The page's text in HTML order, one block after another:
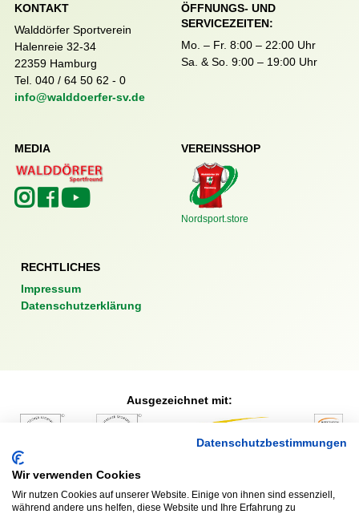
KONTAKT
Walddörfer Sportverein
Halenreie 32-34
22359 Hamburg
Tel. 040 / 64 50 62 - 0
info@walddoerfer-sv.de
ÖFFNUNGS- UND
SERVICEZEITEN:
Mo. – Fr. 8:00 – 22:00 Uhr
Sa. & So. 9:00 – 19:00 Uhr
MEDIA VEREINSSHOP
Nordsport.store
RECHTLICHES
Impressum
Datenschutzerklärung
Ausgezeichnet mit:
Datenschutzbestimmungen
Wir verwenden Cookies
Wir nutzen Cookies auf unserer Website. Einige von ihnen sind essenziell,
während andere uns helfen, diese Website und Ihre Erfahrung zu